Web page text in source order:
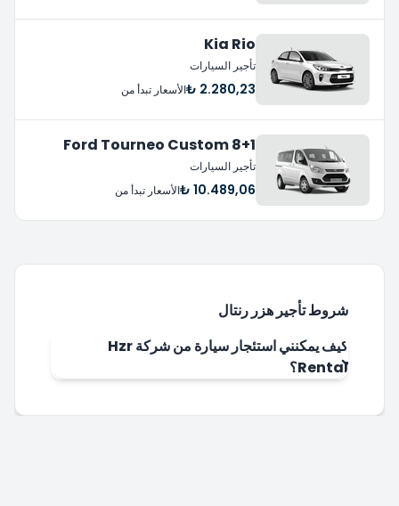
Kia Rio
تأجير السيارات
2.280,23 ₺ الأسعار تبدأ من
Ford Tourneo Custom 8+1
تأجير السيارات
10.489,06 ₺ الأسعار تبدأ من
شروط تأجير هزر رنتال
كيف يمكنني استئجار سيارة من شركة Hzr
Rental؟